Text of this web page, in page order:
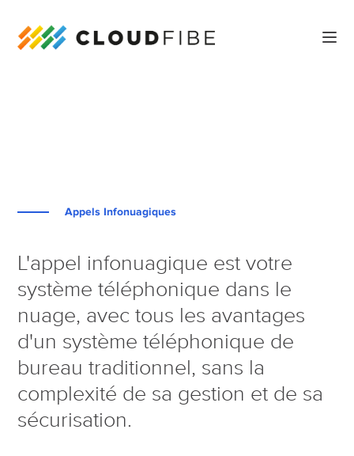
Appels Infonuagiques
L'appel infonuagique est votre
système téléphonique dans le
nuage, avec tous les avantages
d'un système téléphonique de
bureau traditionnel, sans la
complexité de sa gestion et de sa
sécurisation.